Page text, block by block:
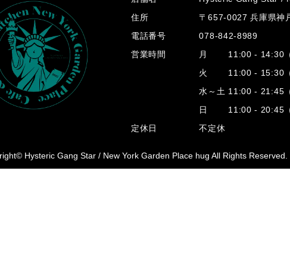
住所
〒657-0027 兵庫県神
電話番号
078-842-8989
営業時間
月 11:00 - 14:30（
火 11:00 - 15:30（
水～土 11:00 - 21:45
日 11:00 - 20:45（
定休日
不定休
Hysteric Gang Star / New York Garden Place hug All Rights Reserved.